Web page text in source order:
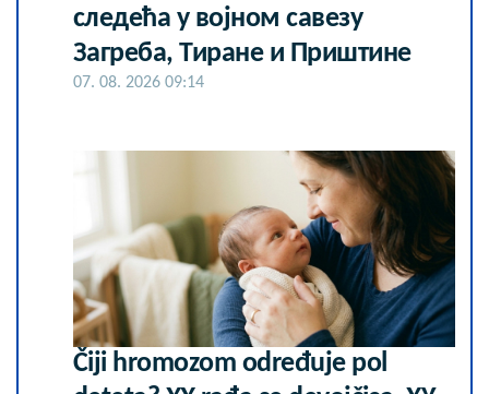
следећа у војном савезу
Загреба, Тиране и Приштине
07. 08. 2026 09:14
Čiji hromozom određuje pol